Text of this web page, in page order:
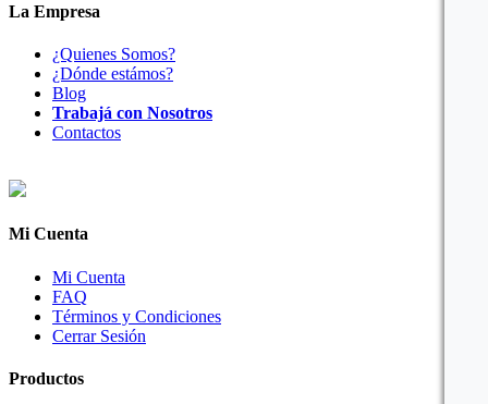
La Empresa
¿Quienes Somos?
¿Dónde estámos?
Blog
Trabajá con Nosotros
Contactos
Mi Cuenta
Mi Cuenta
FAQ
Términos y Condiciones
Cerrar Sesión
Productos